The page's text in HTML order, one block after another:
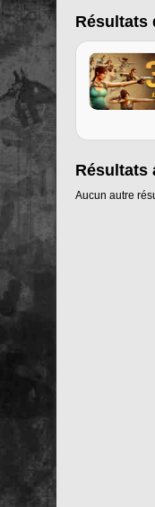
Résultats
Résultats
Aucun autre